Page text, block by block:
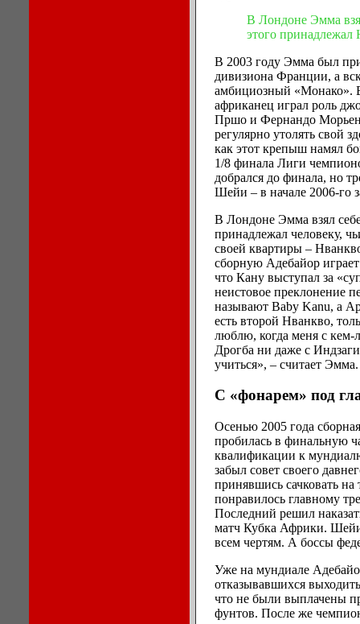
В Лондоне Эмма
этого принадлежал
В 2003 году Эмма был
дивизиона Франции, а
амбициозный «Монако».
африканец играл роль
Пршо и Фернандо
регулярно утолять свой
как этот крепыш намял
1/8 финала Лиги
добрался до финала, но
Шейи – в начале 2006-го
В Лондоне Эмма взял
принадлежал человеку,
своей квартиры –
сборную Адебайор
что Кану выступал за
неистовое преклонение
называют Baby Kanu, а
есть второй Нванкво,
люблю, когда меня с
Дрогба ни даже с
учиться», – считает Эмма.
С «фонарем» под
Осенью 2005 года
пробилась в финальную
квалификации к
забыл совет своего
принявшись сачковать на
понравилось главному
Последний решил
матч Кубка Африки. Шейи
всем чертям. А боссы
Уже на мундиале
отказывавшихся
что не были выплачены
фунтов. После же